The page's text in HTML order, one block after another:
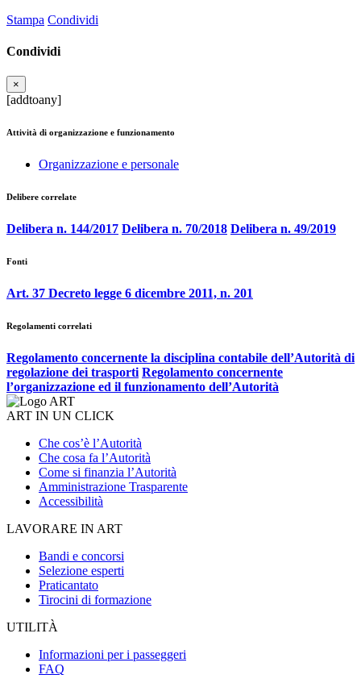
Stampa Condividi
Condividi
×
[addtoany]
Attività di organizzazione e funzionamento
Organizzazione e personale
Delibere correlate
Delibera n. 144/2017 Delibera n. 70/2018 Delibera n. 49/2019
Fonti
Art. 37 Decreto legge 6 dicembre 2011, n. 201
Regolamenti correlati
Regolamento concernente la disciplina contabile dell’Autorità di
regolazione dei trasporti Regolamento concernente
l’organizzazione ed il funzionamento dell’Autorità
ART IN UN CLICK
Che cos’è l’Autorità
Che cosa fa l’Autorità
Come si finanzia l’Autorità
Amministrazione Trasparente
Accessibilità
LAVORARE IN ART
Bandi e concorsi
Selezione esperti
Praticantato
Tirocini di formazione
UTILITÀ
Informazioni per i passeggeri
FAQ